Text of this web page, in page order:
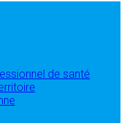
de santé